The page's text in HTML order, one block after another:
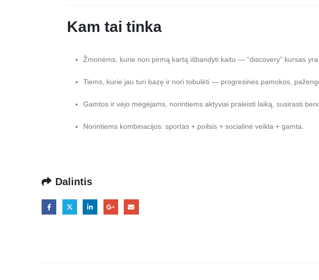
Kam tai tinka
Žmonėms, kurie nori pirmą kartą išbandyti kaitu — “discovery” kursas yra
Tiems, kurie jau turi bazę ir nori tobulėti — progresinės pamokos,
Gamtos ir vėjo mėgėjams, norintiems aktyviai praleisti laiką, susirasti
Norintiems kombinacijos: sportas + poilsis + socialinė veikla + gamta.
Dalintis